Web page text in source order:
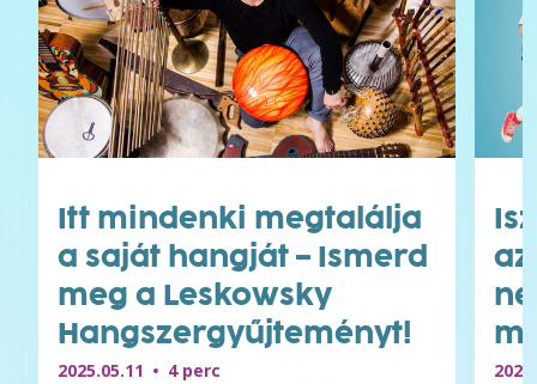
Itt mindenki megtalálja
a saját hangját – Ismerd
meg a Leskowsky
Hangszergyűjteményt!
2025.05.11 4 perc